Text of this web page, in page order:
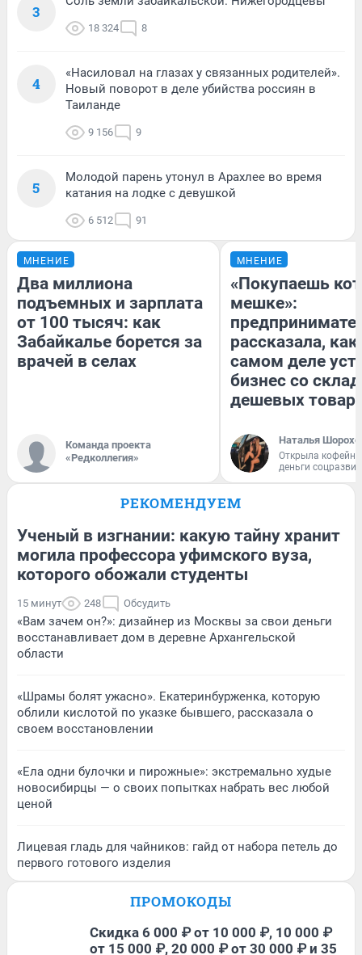
3
18 324 8
4
«Насиловал на глазах у связанных родителей».
Новый поворот в деле убийства россиян в
Таиланде
9 156 9
5
Молодой парень утонул в Арахлее во время
катания на лодке с девушкой
6 512 91
МНЕНИЕ
Два миллиона
подъемных и зарплата
от 100 тысяч: как
Забайкалье борется за
врачей в селах
Команда проекта
«Редколлегия»
МНЕНИЕ
«Покупаешь
мешке»:
рассказала, как
самом деле
бизнес со
дешевых
Наталья
Открыла
деньги
РЕКОМЕНДУЕМ
Ученый в изгнании: какую тайну хранит
могила профессора уфимского вуза,
которого обожали студенты
15 минут 248 Обсудить
«Вам зачем он?»: дизайнер из Москвы за свои деньги
восстанавливает дом в деревне Архангельской
области
«Шрамы болят ужасно». Екатеринбурженка, которую
облили кислотой по указке бывшего, рассказала о
своем восстановлении
«Ела одни булочки и пирожные»: экстремально худые
новосибирцы — о своих попытках набрать вес любой
ценой
Лицевая гладь для чайников: гайд от набора петель до
первого готового изделия
ПРОМОКОДЫ
Скидка 6 000 ₽ от 10 000 ₽, 10 000 ₽
от 15 000 ₽, 20 000 ₽ от 30 000 ₽ и 35